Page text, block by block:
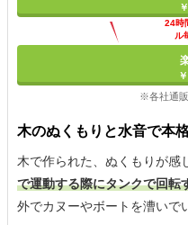
24時
ル
※各社通
木のぬくもりと水音で本
木で作られた、ぬくもりが感
で運動する際にタンクで回転
外でカヌーやボートを漕いで